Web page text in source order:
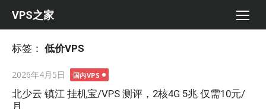
VPS之家
标签： 低价VPS
Posted
on
2026年4月5日 国内VPS
北少云 镇江 挂机宝/VPS 测评，2核4G 5兆 仅需10元/
月